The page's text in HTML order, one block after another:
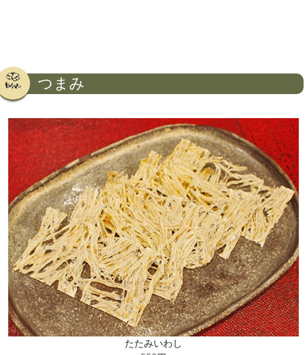
つまみ
たたみいわし